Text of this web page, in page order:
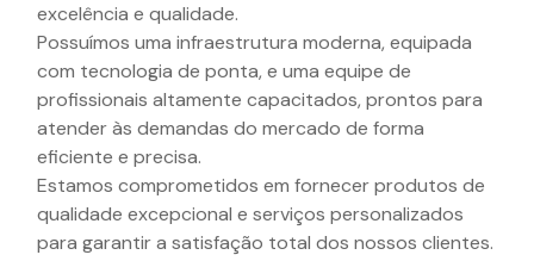
excelência e qualidade.
Possuímos uma infraestrutura moderna, equipada
com tecnologia de ponta, e uma equipe de
profissionais altamente capacitados, prontos para
atender às demandas do mercado de forma
eficiente e precisa.
Estamos comprometidos em fornecer produtos de
qualidade excepcional e serviços personalizados
para garantir a satisfação total dos nossos clientes.